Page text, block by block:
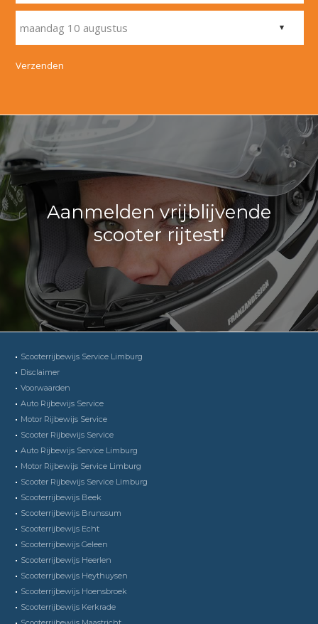
Verzenden
Aanmelden vrijblijvende
scooter rijtest!
Scooterrijbewijs Service Limburg
Disclaimer
Voorwaarden
Auto Rijbewijs Service
Motor Rijbewijs Service
Scooter Rijbewijs Service
Auto Rijbewijs Service Limburg
Motor Rijbewijs Service Limburg
Scooter Rijbewijs Service Limburg
Scooterrijbewijs Beek
Scooterrijbewijs Brunssum
Scooterrijbewijs Echt
Scooterrijbewijs Geleen
Scooterrijbewijs Heerlen
Scooterrijbewijs Heythuysen
Scooterrijbewijs Hoensbroek
Scooterrijbewijs Kerkrade